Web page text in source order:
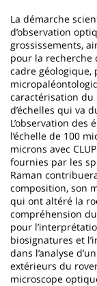
La démarche
d’observation
grossissements,
pour la recherche
cadre géologique,
caractérisation du
d’échelles qui va
L’observation
l’échelle de 100
microns avec
fournies par les
Raman
composition, son
qui ont altéré la
compréhension
pour
biosignatures et
dans l’analyse
extérieurs du
microscope